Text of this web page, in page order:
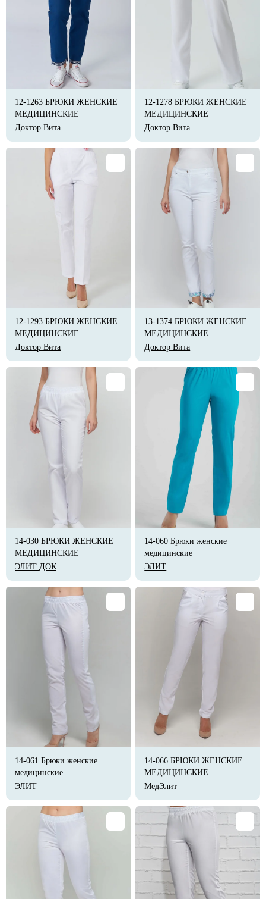
12-1263 БРЮКИ ЖЕНСКИЕ
МЕДИЦИНСКИЕ
Доктор Вита
12-1278 БРЮКИ ЖЕНСКИЕ
МЕДИЦИНСКИЕ
Доктор Вита
12-1293 БРЮКИ ЖЕНСКИЕ
МЕДИЦИНСКИЕ
Доктор Вита
13-1374 БРЮКИ ЖЕНСКИЕ
МЕДИЦИНСКИЕ
Доктор Вита
14-030 БРЮКИ ЖЕНСКИЕ
МЕДИЦИНСКИЕ
ЭЛИТ ДОК
14-060 Брюки женские
медицинские
ЭЛИТ
14-061 Брюки женские
медицинские
ЭЛИТ
14-066 БРЮКИ ЖЕНСКИЕ
МЕДИЦИНСКИЕ
МедЭлит